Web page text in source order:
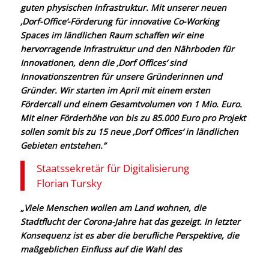
guten physischen Infrastruktur. Mit unserer neuen
‚Dorf-Office‘-Förderung für innovative Co-Working
Spaces im ländlichen Raum schaffen wir eine
hervorragende Infrastruktur und den Nährboden für
Innovationen, denn die ‚Dorf Offices‘ sind
Innovationszentren für unsere Gründerinnen und
Gründer. Wir starten im April mit einem ersten
Fördercall und einem Gesamtvolumen von 1 Mio. Euro.
Mit einerFörderhöhe von bis zu 85.000 Euro pro Projekt
sollen somit bis zu 15neue ‚Dorf Offices‘ in ländlichen
Gebieten entstehen.“
Staatssekretär für Digitalisierung
Florian Tursky
„Viele Menschen wollen am Land wohnen, die
Stadtflucht der Corona-Jahre hat das gezeigt. In letzter
Konsequenz ist es aber die berufliche Perspektive, die
maßgeblichen Einfluss auf die Wahl des